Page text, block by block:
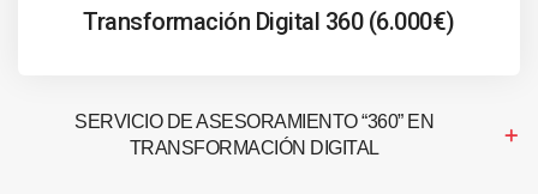
Transformación Digital 360 (6.000€)
SERVICIO DE ASESORAMIENTO “360” EN
TRANSFORMACIÓN DIGITAL